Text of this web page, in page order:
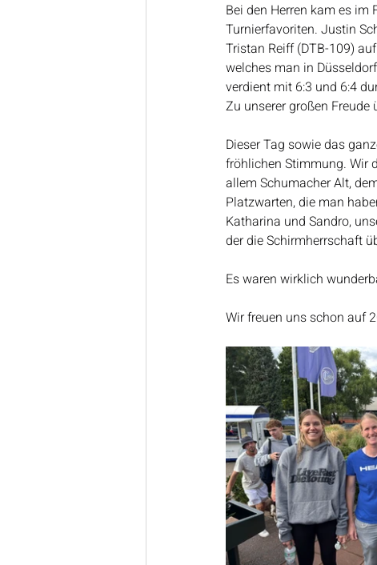
Bei den Herren kam es im
Turnierfavoriten. Justin
Tristan Reiff (DTB-109)
welches man in
verdient mit 6:3 und 6:4
Zu unserer großen
Dieser Tag sowie das
fröhlichen Stimmung. Wir
allem Schumacher Alt,
Platzwarten, die man
Katharina und Sandro,
der die Schirmherrschaft
Es waren wirklich
Wir freuen uns schon auf